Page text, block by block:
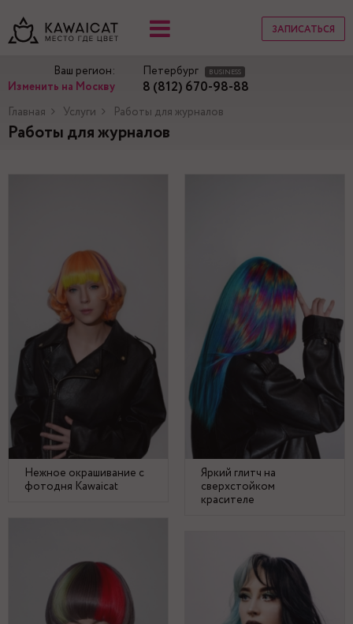
ЗАПИСАТЬСЯ
Ваш регион:
Изменить на Москву
Петербург BUSINESS
8 (812) 670-98-88
Главная Услуги Работы для журналов
Работы для журналов
Нежное окрашивание с
фотодня Kawaicat
Яркий глитч на
сверхстойком
красителе